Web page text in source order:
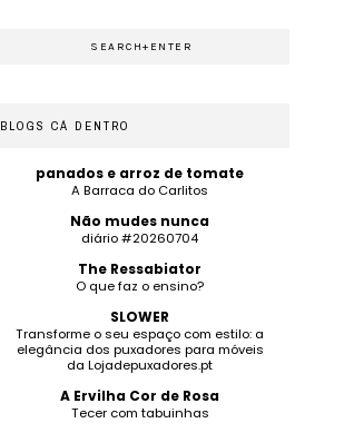
BLOGS CÁ DENTRO
panados e arroz de tomate
A Barraca do Carlitos
Não mudes nunca
diário #20260704
The Ressabiator
O que faz o ensino?
SLOWER
Transforme o seu espaço com estilo: a
elegância dos puxadores para móveis
da Lojadepuxadores.pt
A Ervilha Cor de Rosa
Tecer com tabuinhas